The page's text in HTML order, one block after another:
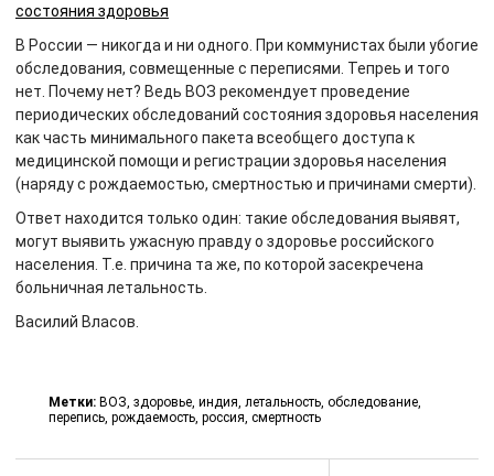
состояния здоровья
В России — никогда и ни одного. При коммунистах были убогие
обследования, совмещенные с переписями. Тепреь и того
нет. Почему нет? Ведь ВОЗ рекомендует проведение
периодических обследований состояния здоровья населения
как часть минимального пакета всеобщего доступа к
медицинской помощи и регистрации здоровья населения
(наряду с рождаемостью, смертностью и причинами смерти).
Ответ находится только один: такие обследования выявят,
могут выявить ужасную правду о здоровье российского
населения. Т.е. причина та же, по которой засекречена
больничная летальность.
Василий Власов.
Метки: ВОЗ, здоровье, индия, летальность, обследование,
перепись, рождаемость, россия, смертность